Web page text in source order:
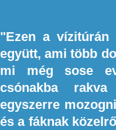
"Ezen a vízitúrán
együtt, ami több
mi még sose
csónakba
egyszerre
és a fáknak